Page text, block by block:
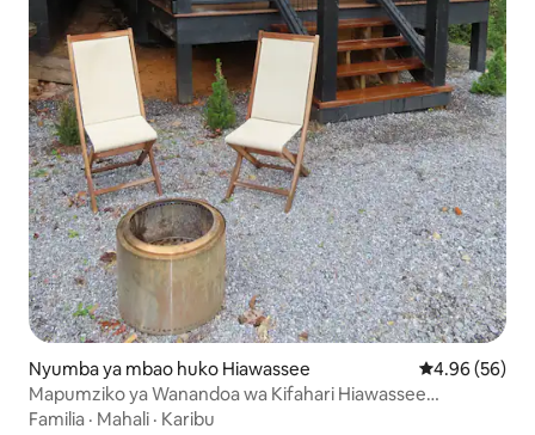
Nyumba ya mbao huko Hiawassee Ukadiriaji wa
4.96 (56)
Mapumziko ya Wanandoa wa Kifahari Hiawassee
Hideaway
Familia · Mahali · Karibu